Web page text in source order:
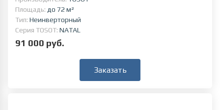
Площадь: до 72 м²
Тип: Неинверторный
Серия TOSOT: NATAL
91 000 руб.
Заказать